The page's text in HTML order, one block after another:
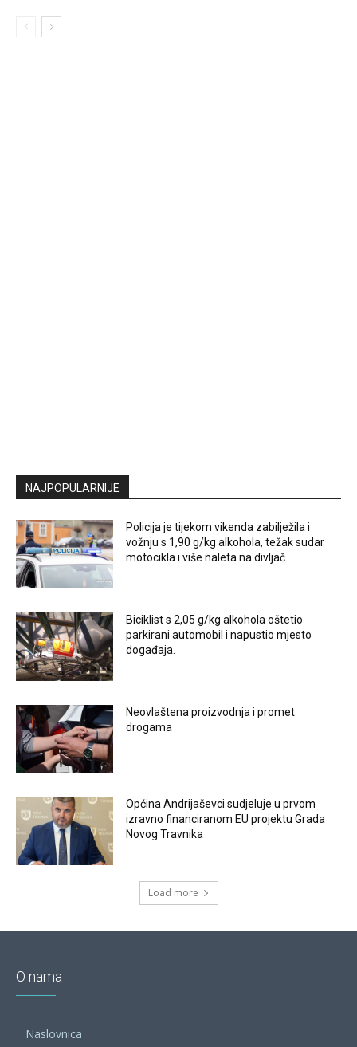
NAJPOPULARNIJE
Policija je tijekom vikenda zabilježila i
vožnju s 1,90 g/kg alkohola, težak sudar
motocikla i više naleta na divljač.
Biciklist s 2,05 g/kg alkohola oštetio
parkirani automobil i napustio mjesto
događaja.
Neovlaštena proizvodnja i promet
drogama
Općina Andrijaševci sudjeluje u prvom
izravno financiranom EU projektu Grada
Novog Travnika
Load more
O nama
Naslovnica